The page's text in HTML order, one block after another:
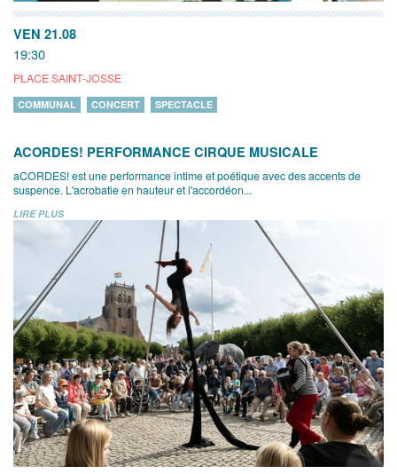
VEN 21.08
19:30
PLACE SAINT-JOSSE
COMMUNAL CONCERT SPECTACLE
ACORDES! PERFORMANCE CIRQUE MUSICALE
aCORDES! est une performance intime et poétique avec des accents de
suspence. L'acrobatie en hauteur et l'accordéon...
LIRE PLUS